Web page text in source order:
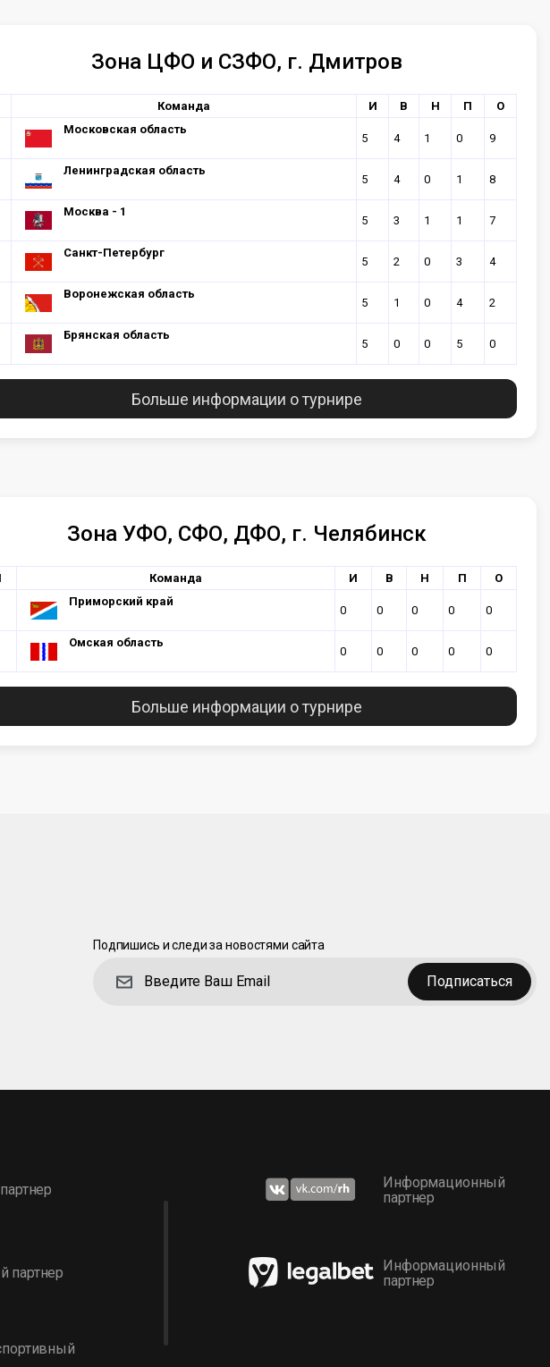
Зона ЦФО и СЗФО, г. Дмитров
Команда И В Н П О
Московская область
5 4 1 0 9
Ленинградская область
5 4 0 1 8
Москва - 1
5 3 1 1 7
Санкт-Петербург
5 2 0 3 4
Воронежская область
5 1 0 4 2
Брянская область
5 0 0 5 0
Больше информации о турнире
Зона УФО, СФО, ДФО, г. Челябинск
Команда И В Н П О
Приморский край
0 0 0 0 0
Омская область
0 0 0 0 0
Больше информации о турнире
Подпишись и следи за новостями сайта
Подписаться
партнер
Информационный
партнер
Информационный
партнер